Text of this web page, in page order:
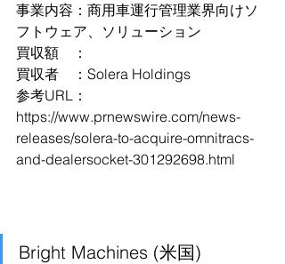
事業内容：商用車運行管理業界向けソ
フトウェア、ソリューション
買収額　：
買収者　：Solera Holdings
参考URL：
https://www.prnewswire.com/news-
releases/solera-to-acquire-omnitracs-
and-dealersocket-301292698.html
Bright Machines (米国)